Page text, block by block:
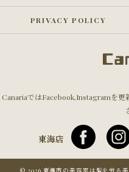
PRIVACY POLICY
CanariaではFacebook,Instagramを更
東海店
© 2026 東海市の美容室は髪を労る